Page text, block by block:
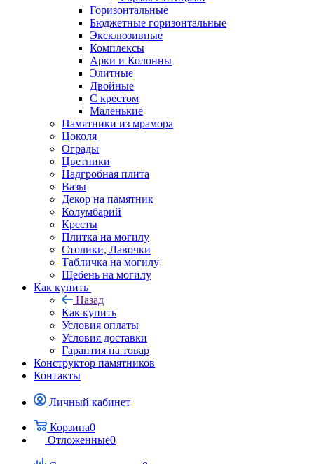
Горизонтальные
Бюджетные горизонтальные
Эксклюзивные
Комплексы
Арки и Колонны
Элитные
Двойные
С крестом
Маленькие
Памятники из мрамора
Цоколя
Ограды
Цветники
Надгробная плита
Вазы
Декор на памятник
Колумбарий
Кресты
Плитка на могилу
Столики, Лавочки
Табличка на могилу
Щебень на могилу
Как купить
Назад
Как купить
Условия оплаты
Условия доставки
Гарантия на товар
Конструктор памятников
Контакты
Личный кабинет
Корзина0
Отложенные0